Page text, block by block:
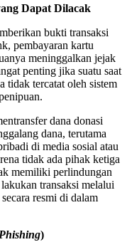
Dapat Dilacak
bukti transaksi
pembayaran kartu
meninggalkan jejak
penting jika suatu saat
tidak tercatat oleh sistem
dana donasi
dana, terutama
di media sosial atau
tidak ada pihak ketiga
memiliki perlindungan
transaksi melalui
resmi di dalam
Phishing)